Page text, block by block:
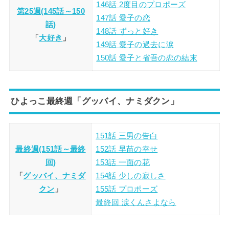
第25週(145話～150
話)
「 大好き 」
146話 2度目のプロポーズ
147話 愛子の恋
148話 ずっと好き
149話 愛子の過去に涙
150話 愛子と省吾の恋の結末
ひよっこ最終週「グッバイ、ナミダクン」
最終週(151話～最終
回)
「 グッバイ、ナミダ
クン 」
151話 三男の告白
152話 早苗の幸せ
153話 一面の花
154話 少しの寂しさ
155話 プロポーズ
最終回 涙くんさよなら